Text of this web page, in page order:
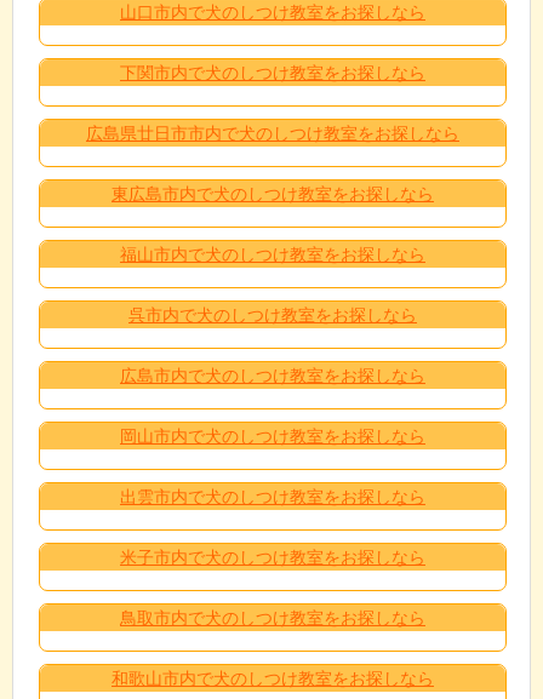
山口市内で犬のしつけ教室をお探しなら
下関市内で犬のしつけ教室をお探しなら
広島県廿日市市内で犬のしつけ教室をお探しなら
東広島市内で犬のしつけ教室をお探しなら
福山市内で犬のしつけ教室をお探しなら
呉市内で犬のしつけ教室をお探しなら
広島市内で犬のしつけ教室をお探しなら
岡山市内で犬のしつけ教室をお探しなら
出雲市内で犬のしつけ教室をお探しなら
米子市内で犬のしつけ教室をお探しなら
鳥取市内で犬のしつけ教室をお探しなら
和歌山市内で犬のしつけ教室をお探しなら